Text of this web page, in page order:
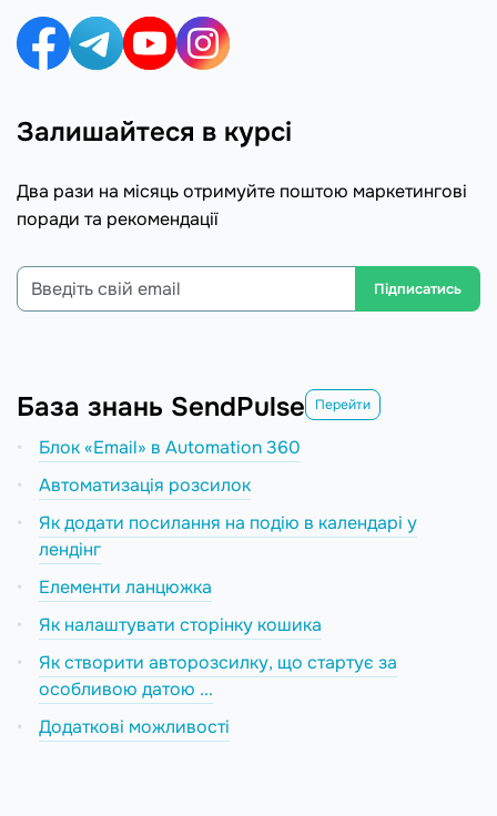
Залишайтеся в курсі
Два рази на місяць отримуйте поштою маркетингові
поради та рекомендації
Підписатись
База знань SendPulse Перейти
Блок «Email» в Automation 360
Автоматизація розсилок
Як додати посилання на подію в календарі у
лендінг
Елементи ланцюжка
Як налаштувати сторінку кошика
Як створити авторозсилку, що стартує за
особливою датою ...
Додаткові можливості